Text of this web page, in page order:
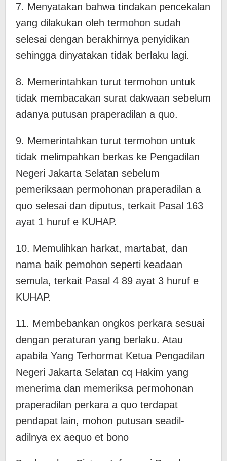
7. Menyatakan bahwa tindakan pencekalan
yang dilakukan oleh termohon sudah
selesai dengan berakhirnya penyidikan
sehingga dinyatakan tidak berlaku lagi.
8. Memerintahkan turut termohon untuk
tidak membacakan surat dakwaan sebelum
adanya putusan praperadilan a quo.
9. Memerintahkan turut termohon untuk
tidak melimpahkan berkas ke Pengadilan
Negeri Jakarta Selatan sebelum
pemeriksaan permohonan praperadilan a
quo selesai dan diputus, terkait Pasal 163
ayat 1 huruf e KUHAP.
10. Memulihkan harkat, martabat, dan
nama baik pemohon seperti keadaan
semula, terkait Pasal 4 89 ayat 3 huruf e
KUHAP.
11. Membebankan ongkos perkara sesuai
dengan peraturan yang berlaku. Atau
apabila Yang Terhormat Ketua Pengadilan
Negeri Jakarta Selatan cq Hakim yang
menerima dan memeriksa permohonan
praperadilan perkara a quo terdapat
pendapat lain, mohon putusan seadil-
adilnya ex aequo et bono